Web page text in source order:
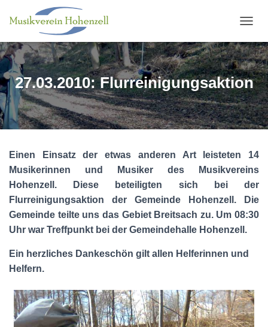
A
V
I
G
A
T
I
O
M
S
H
A
L
E
27.03.2010: Flurreinigungsaktion
Einen Einsatz der etwas anderen Art leisteten 14
Musikerinnen und Musiker des Musikvereins
Hohenzell. Diese beteiligten sich bei der
Flurreinigungsaktion der Gemeinde Hohenzell. Die
Gemeinde teilte uns das Gebiet Breitsach zu. Um 08:30
Uhr war Treffpunkt bei der Gemeindehalle Hohenzell.
Ein herzliches Dankeschön gilt allen Helferinnen und
Helfern.